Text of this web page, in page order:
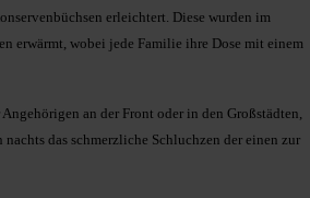
erleichtert. Diese wurden im
erwärmt, wobei jede Familie ihre Dose mit einem
an der Front oder in den Großstädten,
das schmerzliche Schluchzen der einen zur